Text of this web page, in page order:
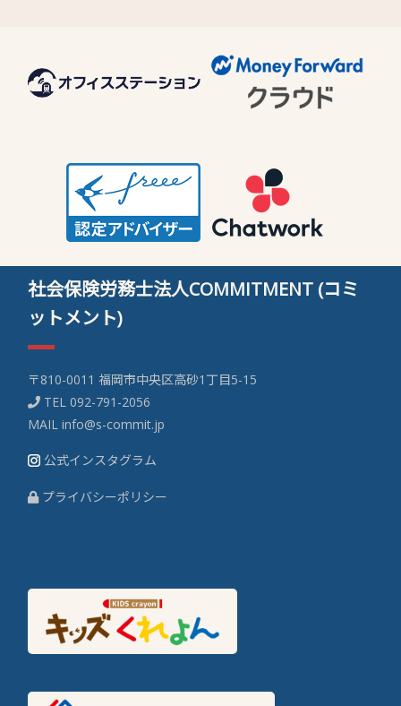
社会保険労務士法人COMMITMENT (コミ
ットメント)
〒810-0011 福岡市中央区高砂1丁目5-15
TEL092-791-2056
MAILinfo@s-commit.jp
公式インスタグラム
プライバシーポリシー